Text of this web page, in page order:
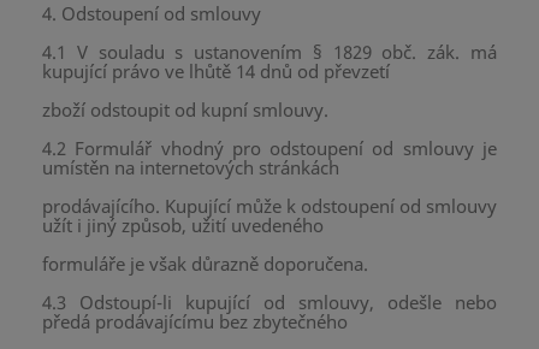
4. Odstoupení od smlouvy
4.1 V souladu s ustanovením § 1829 obč. zák. má
kupující právo ve lhůtě 14 dnů od převzetí
zboží odstoupit od kupní smlouvy.
4.2 Formulář vhodný pro odstoupení od smlouvy je
umístěn na internetových stránkách
prodávajícího. Kupující může k odstoupení od smlouvy
užít i jiný způsob, užití uvedeného
formuláře je však důrazně doporučena.
4.3 Odstoupí-li kupující od smlouvy, odešle nebo
předá prodávajícímu bez zbytečného